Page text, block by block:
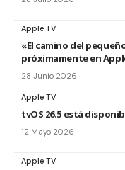
Apple TV
«El camino del
próximamente en
28 Junio 2026
Apple TV
tvOS 26.5 está
12 Mayo 2026
Apple TV